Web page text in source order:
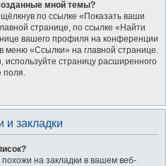
мной темы?
по ссылке «Показать ваши
странице, по ссылке «Найти
вашего профиля на конференции
«Ссылки» на главной странице.
страницу расширенного
поля.
и закладки
на закладки в вашем веб-